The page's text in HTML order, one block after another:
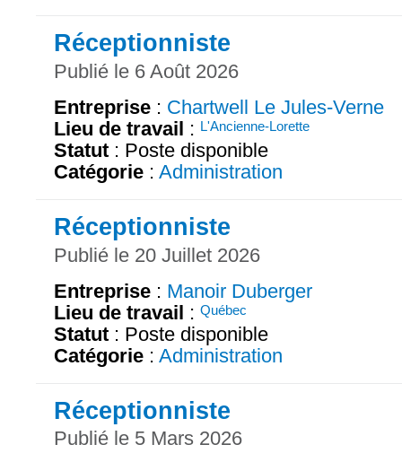
Réceptionniste
Publié le 6 Août 2026
Entreprise : Chartwell Le Jules-Verne
Lieu de travail : L'Ancienne-Lorette
Statut : Poste disponible
Catégorie : Administration
Réceptionniste
Publié le 20 Juillet 2026
Entreprise : Manoir Duberger
Lieu de travail : Québec
Statut : Poste disponible
Catégorie : Administration
Réceptionniste
Publié le 5 Mars 2026